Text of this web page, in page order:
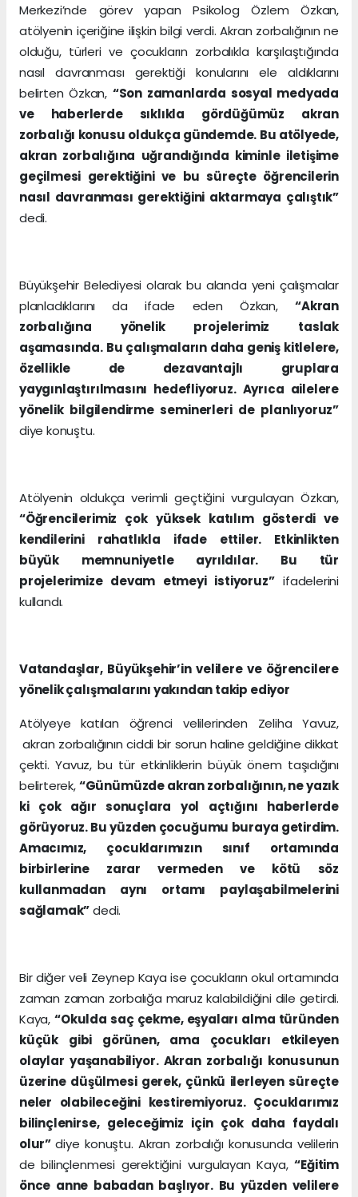
Merkezi’nde görev yapan Psikolog Özlem Özkan,
atölyenin içeriğine ilişkin bilgi verdi. Akran zorbalığının ne
olduğu, türleri ve çocukların zorbalıkla karşılaştığında
nasıl davranması gerektiği konularını ele aldıklarını
belirten Özkan, “Son zamanlarda sosyal medyada
ve haberlerde sıklıkla gördüğümüz akran
zorbalığı konusu oldukça gündemde. Bu atölyede,
akran zorbalığına uğrandığında kiminle iletişime
geçilmesi gerektiğini ve bu süreçte öğrencilerin
nasıl davranması gerektiğini aktarmaya çalıştık”
dedi.
Büyükşehir Belediyesi olarak bu alanda yeni çalışmalar
planladıklarını da ifade eden Özkan,“Akran
zorbalığına yönelik projelerimiz taslak
aşamasında. Bu çalışmaların daha geniş kitlelere,
özellikle de dezavantajlı gruplara
yaygınlaştırılmasını hedefliyoruz. Ayrıca ailelere
yönelik bilgilendirme seminerleri de planlıyoruz”
diye konuştu.
Atölyenin oldukça verimli geçtiğini vurgulayan Özkan,
“Öğrencilerimiz çok yüksek katılım gösterdi ve
kendilerini rahatlıkla ifade ettiler. Etkinlikten
büyük memnuniyetle ayrıldılar. Bu tür
projelerimize devam etmeyi istiyoruz”ifadelerini
kullandı.
Vatandaşlar, Büyükşehir’in velilere ve öğrencilere
yönelik çalışmalarını yakından takip ediyor
Atölyeye katılan öğrenci velilerinden Zeliha Yavuz,
akran zorbalığının ciddi bir sorun haline geldiğine dikkat
çekti. Yavuz, bu tür etkinliklerin büyük önem taşıdığını
belirterek,“Günümüzde akran zorbalığının, ne yazık
ki çok ağır sonuçlara yol açtığını haberlerde
görüyoruz. Bu yüzden çocuğumu buraya getirdim.
Amacımız, çocuklarımızın sınıf ortamında
birbirlerine zarar vermeden ve kötü söz
kullanmadan aynı ortamı paylaşabilmelerini
sağlamak”dedi.
Bir diğer veli Zeynep Kaya ise çocukların okul ortamında
zaman zaman zorbalığa maruz kalabildiğini dile getirdi.
Kaya,“Okulda saç çekme, eşyaları alma türünden
küçük gibi görünen, ama çocukları etkileyen
olaylar yaşanabiliyor. Akran zorbalığı konusunun
üzerine düşülmesi gerek, çünkü ilerleyen süreçte
neler olabileceğini kestiremiyoruz. Çocuklarımız
bilinçlenirse, geleceğimiz için çok daha faydalı
olur”diye konuştu. Akran zorbalığı konusunda velilerin
de bilinçlenmesi gerektiğini vurgulayan Kaya,“Eğitim
önce anne babadan başlıyor. Bu yüzden velilere